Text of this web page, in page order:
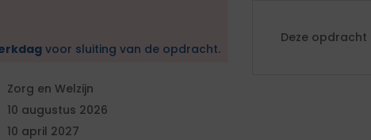
voor sluiting van de opdracht.
Zorg en Welzijn
10 augustus 2026
10 april 2027
Deze opdracht